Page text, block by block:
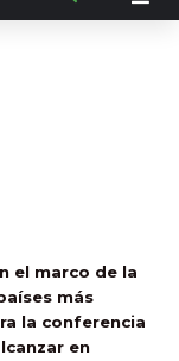
el marco de la
más
la conferencia
en